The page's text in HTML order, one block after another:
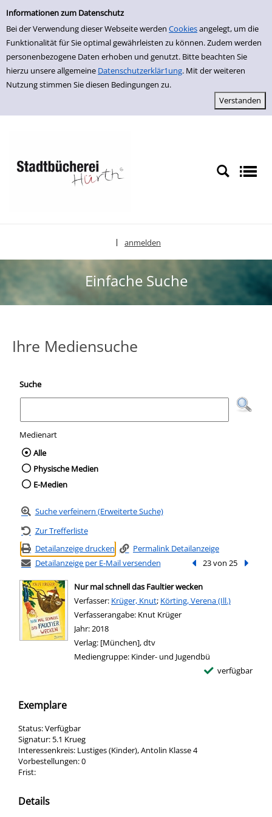
Einfache Suche
Informationen zum Datenschutz
Bei der Verwendung dieser Webseite werden Cookiesangelegt, um die
Funktionalität für Sie optimal gewährleisten zu können. Zudem werden
personenbezogene Daten erhoben und genutzt. Bitte beachten Sie
hierzu unsere allgemeine Datenschutzerklär1ung. Mit der weiteren
Nutzung stimmen Sie diesen Bedingungen zu.
zur Navigation springen
zum Inhalt springen
Zur Detailanzeige springen
anmelden
Einfache Suche
Ihre Mediensuche
Suche
Medienart
Wählen Sie die Medienart nach der Sie
Alle
Physische Medien
E-Medien
Suche verfeinern (Erweiterte Suche)
Zur Trefferliste
Detailanzeige drucken
Permalink Detailanzeige
Detailanzeige per E-Mail versenden
Vorheriger Treffer
23 von 25
Nur mal schnell das Faultier wecken
Verfasser: Suche nach diesem Verfasser
Krüger, Knut; Körting, Verena (Ill.)
Verfasserangabe: Knut Krüger
Jahr:2018
Verlag: [München], dtv
Mediengruppe: Kinder- und Jugendbü
verfügbar
Exemplare
Status:Verfügbar
Signatur: 5.1 Krueg
Interessenkreis: Lustiges (Kinder), Antolin Klasse 4
Vorbestellungen:0
Frist:
Details